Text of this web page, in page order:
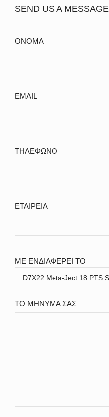
SEND US A MESSAGE
ΟΝΟΜΑ
EMAIL
ΤΗΛΕΦΩΝΟ
ΕΤΑΙΡΕΙΑ
ΜΕ ΕΝΔΙΑΦΕΡΕΙ ΤΟ
ΤΟ ΜΗΝΥΜΑ ΣΑΣ